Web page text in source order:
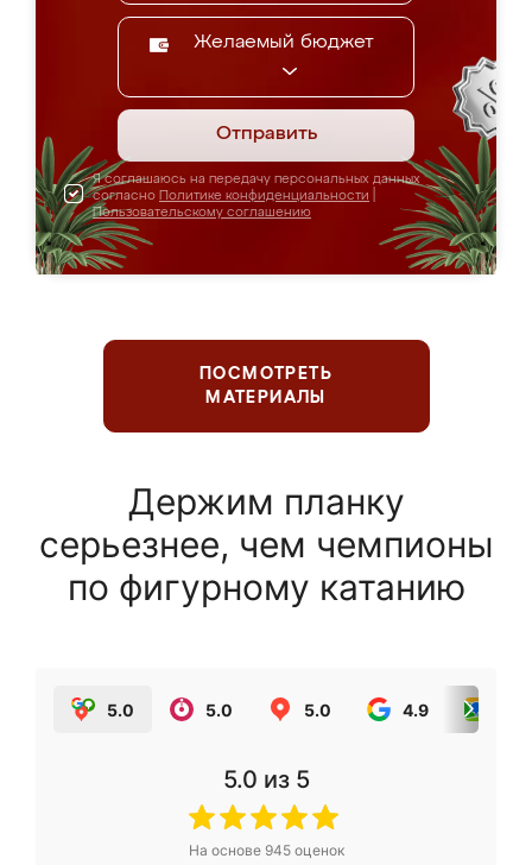
Желаемый бюджет
Отправить
Я соглашаюсь на передачу персональных данных
согласно Политике конфиденциальности
Пользовательскому соглашению
ПОСМОТРЕТЬ
МАТЕРИАЛЫ
Держим планку
серьезнее, чем чемпионы
по фигурному катанию
5.0 5.0 5.0 4.9
5.0 из 5
На основе 945оценок